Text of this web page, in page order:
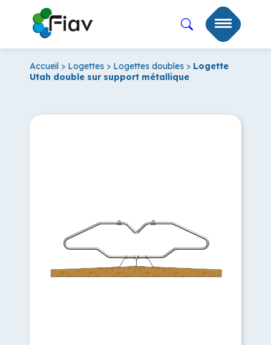
Accueil > Logettes > Logettes doubles > Logette
Utah double sur support métallique